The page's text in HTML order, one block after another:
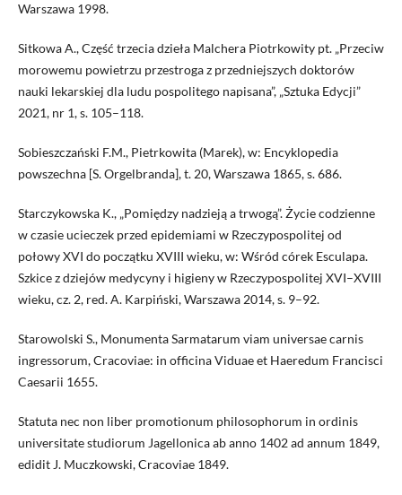
Warszawa 1998.
Sitkowa A., Część trzecia dzieła Malchera Piotrkowity pt. „Przeciw
morowemu powietrzu przestroga z przedniejszych doktorów
nauki lekarskiej dla ludu pospolitego napisana”, „Sztuka Edycji”
2021, nr 1, s. 105–118.
Sobieszczański F.M., Pietrkowita (Marek), w: Encyklopedia
powszechna [S. Orgelbranda], t. 20, Warszawa 1865, s. 686.
Starczykowska K., „Pomiędzy nadzieją a trwogą”. Życie codzienne
w czasie ucieczek przed epidemiami w Rzeczypospolitej od
połowy XVI do początku XVIII wieku, w: Wśród córek Esculapa.
Szkice z dziejów medycyny i higieny w Rzeczypospolitej XVI–XVIII
wieku, cz. 2, red. A. Karpiński, Warszawa 2014, s. 9–92.
Starowolski S., Monumenta Sarmatarum viam universae carnis
ingressorum, Cracoviae: in officina Viduae et Haeredum Francisci
Caesarii 1655.
Statuta nec non liber promotionum philosophorum in ordinis
universitate studiorum Jagellonica ab anno 1402 ad annum 1849,
edidit J. Muczkowski, Cracoviae 1849.